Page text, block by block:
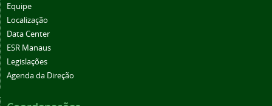
Equipe
Localização
Data Center
ESR Manaus
Legislações
Agenda da Direção